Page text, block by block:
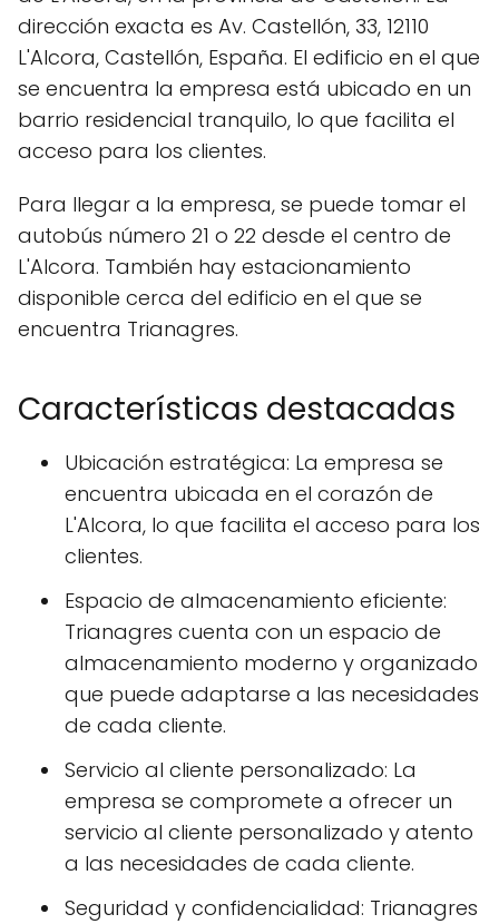
dirección exacta es Av. Castellón, 33, 12110
L'Alcora, Castellón, España. El edificio en el que
se encuentra la empresa está ubicado en un
barrio residencial tranquilo, lo que facilita el
acceso para los clientes.
Para llegar a la empresa, se puede tomar el
autobús número 21 o 22 desde el centro de
L'Alcora. También hay estacionamiento
disponible cerca del edificio en el que se
encuentra Trianagres.
Características destacadas
Ubicación estratégica: La empresa se
encuentra ubicada en el corazón de
L'Alcora, lo que facilita el acceso para los
clientes.
Espacio de almacenamiento eficiente:
Trianagres cuenta con un espacio de
almacenamiento moderno y organizado
que puede adaptarse a las necesidades
de cada cliente.
Servicio al cliente personalizado: La
empresa se compromete a ofrecer un
servicio al cliente personalizado y atento
a las necesidades de cada cliente.
Seguridad y confidencialidad: Trianagres